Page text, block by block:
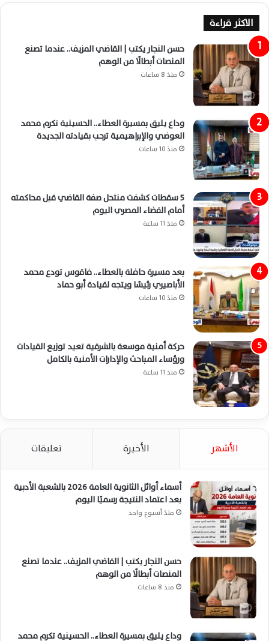
الاكثر قراءة
حسن النجار يكتب | القاضي المزيف.. عندما تصنع
المنصات أبطالًا من الوهم
منذ 8 ساعات
وداع يليق بمسيرة العطاء.. الحسينية تكرم محمد
العوضي والإبراهيمية ترحب بقيادته الجديدة
منذ 10 ساعات
5 سقطات كشفت منتحل صفة القاضي قبل محاكمته
أمام القضاء المصري اليوم
منذ 11 ساعة
بعد مسيرة حافلة بالعطاء.. فاقوس تودع محمد
الأباصيري رئيسًا ويتجه لقيادة أبو حماد
منذ 10 ساعات
حركة أمنية موسعة بالشرقية تعيد توزيع القيادات
ورؤساء المباحث والإدارات الأمنية بالكامل
منذ 11 ساعة
الأشهر الأخيرة تعليقات
أسماء أوائل الثانوية العامة 2026 بالشعبة الأدبية
بعد اعتماد النتيجة رسميًا اليوم
منذ أسبوع واحد
حسن النجار يكتب | القاضي المزيف.. عندما تصنع
المنصات أبطالًا من الوهم
منذ 8 ساعات
وداع يليق بمسيرة العطاء.. الحسينية تكرم محمد